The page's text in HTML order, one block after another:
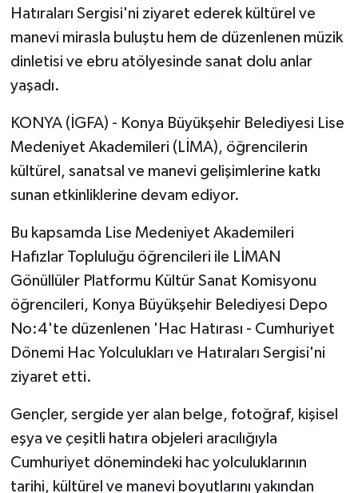
Hatıraları Sergisi'ni ziyaret ederek kültürel ve
manevi mirasla buluştu hem de düzenlenen müzik
dinletisi ve ebru atölyesinde sanat dolu anlar
yaşadı.
KONYA (İGFA) - Konya Büyükşehir Belediyesi Lise
Medeniyet Akademileri (LİMA), öğrencilerin
kültürel, sanatsal ve manevi gelişimlerine katkı
sunan etkinliklerine devam ediyor.
Bu kapsamda Lise Medeniyet Akademileri
Hafızlar Topluluğu öğrencileri ile LİMAN
Gönüllüler Platformu Kültür Sanat Komisyonu
öğrencileri, Konya Büyükşehir Belediyesi Depo
No:4'te düzenlenen 'Hac Hatırası - Cumhuriyet
Dönemi Hac Yolculukları ve Hatıraları Sergisi'ni
ziyaret etti.
Gençler, sergide yer alan belge, fotoğraf, kişisel
eşya ve çeşitli hatıra objeleri aracılığıyla
Cumhuriyet dönemindeki hac yolculuklarının
tarihi, kültürel ve manevi boyutlarını yakından